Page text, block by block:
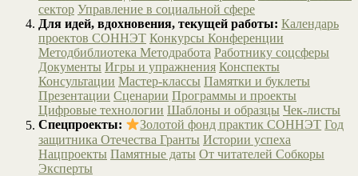
сектор Управление в социальной сфере
Для идей, вдохновения, текущей работы: Календарь
проектов СОННЭТ Конкурсы Конференции
Методбиблиотека Методработа Работнику соцсферы
Документы Игры и упражнения Конспекты
Консультации Мастер-классы Памятки и буклеты
Презентации Сценарии Программы и проекты
Цифровые технологии Шаблоны и образцы Чек-листы
Спецпроекты:
Золотой фонд практик СОННЭТ Год
защитника Отечества Гранты Истории успеха
Нацпроекты Памятные даты От читателей Собкоры
Эксперты